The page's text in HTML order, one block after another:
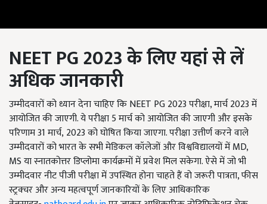
NEET PG 2023के लिए यहां से लें
अधिक जानकारी
उम्मीदवारों को ध्यान देना चाहिए किNEET PG 2023परीक्षा, मार्च2023में
आयोजित की जाएगी. ये परीक्षा 5 मार्च को आयोजित की जाएगी और इसके
परिणाम 31 मार्च,2023 को घोषित किया जाएगा. परीक्षा उत्तीर्ण करने वाले
उम्मीदवारों को भारत के सभी मेडिकल कॉलेजों और विश्वविद्यालयों मेंMD,
MSया स्नातकोत्तर डिप्लोमा कार्यक्रमों में प्रवेश मिल सकेगा. ऐसे में जो भी
उम्मीदवार नीट पीजी परीक्षा में उपस्थित होना चाहते हैं वो जरूरी पात्रता, फीस
स्ट्रक्चर और अन्य महत्वपूर्ण जानकारियों के लिए आधिकारिक